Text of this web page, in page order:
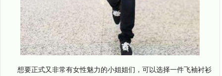
想要正式又非常有女性魅力的小姐姐们，可以选择一件飞袖衬衫